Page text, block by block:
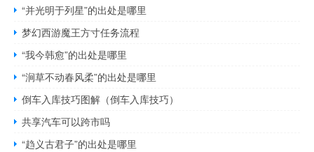
“并光明于列星”的出处是哪里
梦幻西游魔王方寸任务流程
“我今韩愈”的出处是哪里
“涧草不动春风柔”的出处是哪里
倒车入库技巧图解（倒车入库技巧）
共享汽车可以跨市吗
“趋义古君子”的出处是哪里